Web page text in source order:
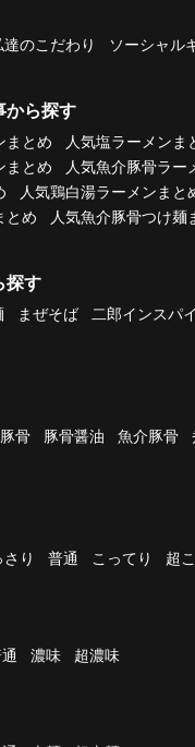
達のこだわり ソーシャル
から探す
まとめ 人気塩ラーメンま
まとめ
人気魚介豚骨ラー
人気鶏白湯ラーメンまと
とめ
人気魚介豚骨つけ麺
探す
まぜそば 二郎インスパ
豚骨 豚骨醤油 魚介豚骨
さり 普通 こってり 超
濃味 超濃味